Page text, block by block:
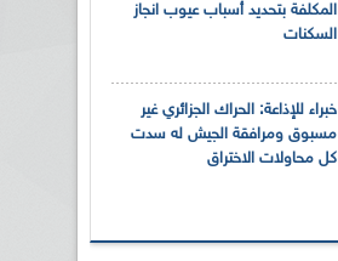
المكلفة بتحديد أسباب عيوب انجاز
السكنات
خبراء للإذاعة: الحراك الجزائري غير
مسبوق ومرافقة الجيش له سدت
كل محاولات الاختراق